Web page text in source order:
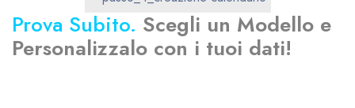
Prova Subito. Scegli un Modello e
Personalizzalo con i tuoi dati!